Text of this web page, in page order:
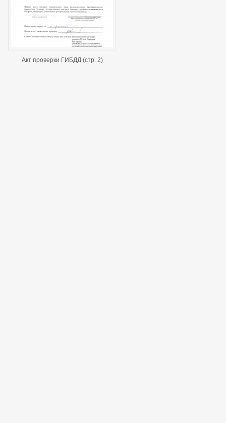
Акт проверки ГИБДД (стр. 2)